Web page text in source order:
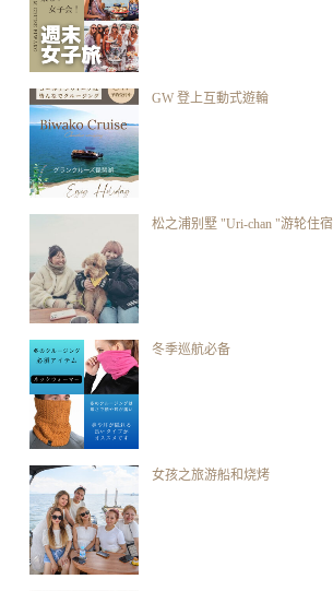
GW 登上互動式遊輪
松之浦别墅 "Uri-chan "游轮住宿
冬季巡航必备
女孩之旅游船和烧烤